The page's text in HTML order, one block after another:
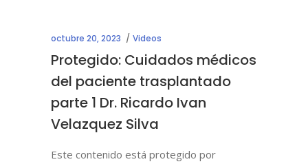
octubre 20, 2023 Videos
Protegido: Cuidados médicos
del paciente trasplantado
parte 1 Dr. Ricardo Ivan
Velazquez Silva
Este contenido está protegido por